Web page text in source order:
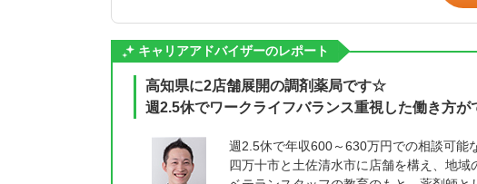
キャリアアドバイザーのレポート
高知県に2店舗展開の調剤薬局です☆
週2.5休でワークライフバランス重視した働き方が
週2.5休で年収600～630万円での相談可能
四万十市と土佐清水市に店舗を構え、地域